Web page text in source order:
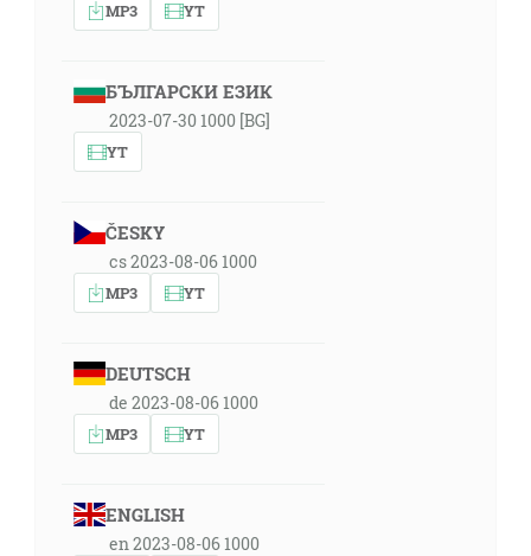
MP3 YT
БЪЛГАРСКИ ЕЗИК
2023-07-30 1000 [BG]
YT
ČESKY
cs 2023-08-06 1000
MP3 YT
DEUTSCH
de 2023-08-06 1000
MP3 YT
ENGLISH
en 2023-08-06 1000